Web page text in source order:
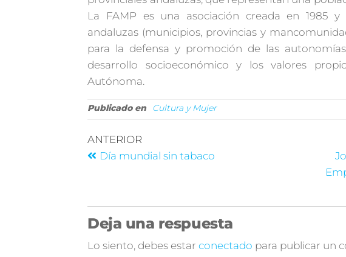
La FAMP es una asociación creada en 1985
andaluzas (municipios, provincias y
para la defensa y promoción de las
desarrollo socioeconómico y los valores
Autónoma.
Publicado en Cultura y Mujer
ANTERIOR
Día mundial sin tabaco
Deja una respuesta
Lo siento, debes estarconectado para publicar un